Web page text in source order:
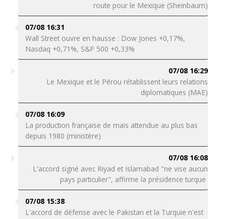
route pour le Mexique (Sheinbaum)
07/08 16:31
Wall Street ouvre en hausse : Dow Jones +0,17%,
Nasdaq +0,71%, S&P 500 +0,33%
07/08 16:29
Le Mexique et le Pérou rétablissent leurs relations
diplomatiques (MAE)
07/08 16:09
La production française de maïs attendue au plus bas
depuis 1980 (ministère)
07/08 16:08
L'accord signé avec Riyad et Islamabad "ne vise aucun
pays particulier", affirme la présidence turque
07/08 15:38
L'accord de défense avec le Pakistan et la Turquie n'est